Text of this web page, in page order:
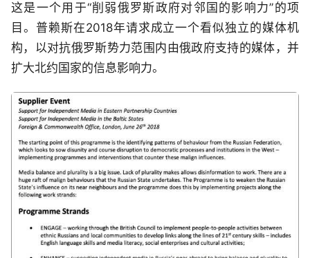
这是一个用于“削弱俄罗斯政府对邻国的影响力”的项
目。普赖斯在2018年请求成立一个看似独立的媒体机
构，以对抗俄罗斯势力范围内由俄政府支持的媒体，并
扩大北约国家的信息影响力。